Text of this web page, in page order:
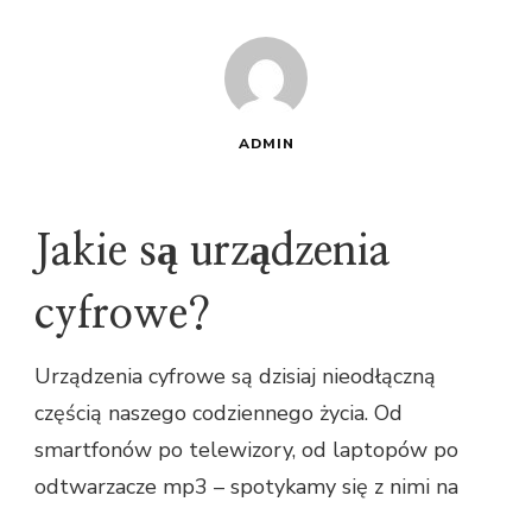
ADMIN
Jakie są urządzenia
cyfrowe?
Urządzenia cyfrowe są dzisiaj nieodłączną
częścią naszego codziennego życia. Od
smartfonów po telewizory, od laptopów po
odtwarzacze mp3 – spotykamy się z nimi na